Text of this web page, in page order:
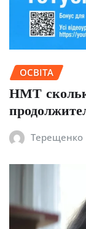
ОСВІТА
НМТ
Терещенко